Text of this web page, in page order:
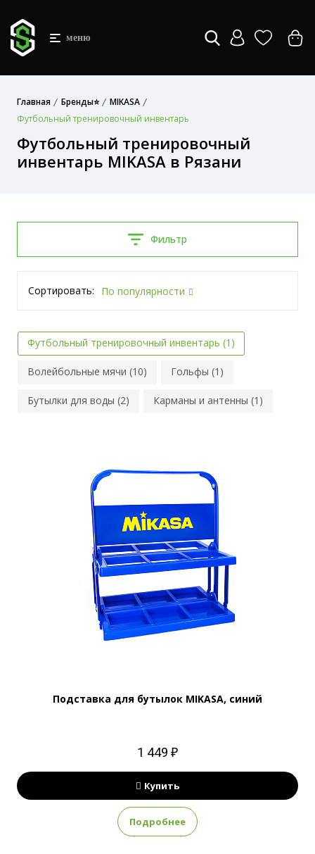
меню
Главная Бренды⭐
MIKASA
Футбольный тренировочный инвентарь
Футбольный тренировочный
инвентарь MIKASA в Рязани
Фильтр
Сортировать: По популярности
Футбольный тренировочный инвентарь (1)
Волейбольные мячи (10) Гольфы (1)
Бутылки для воды (2) Карманы и антенны (1)
Подставка для бутылок MIKASA, синий
1 449 ₽
Купить
Подробнее